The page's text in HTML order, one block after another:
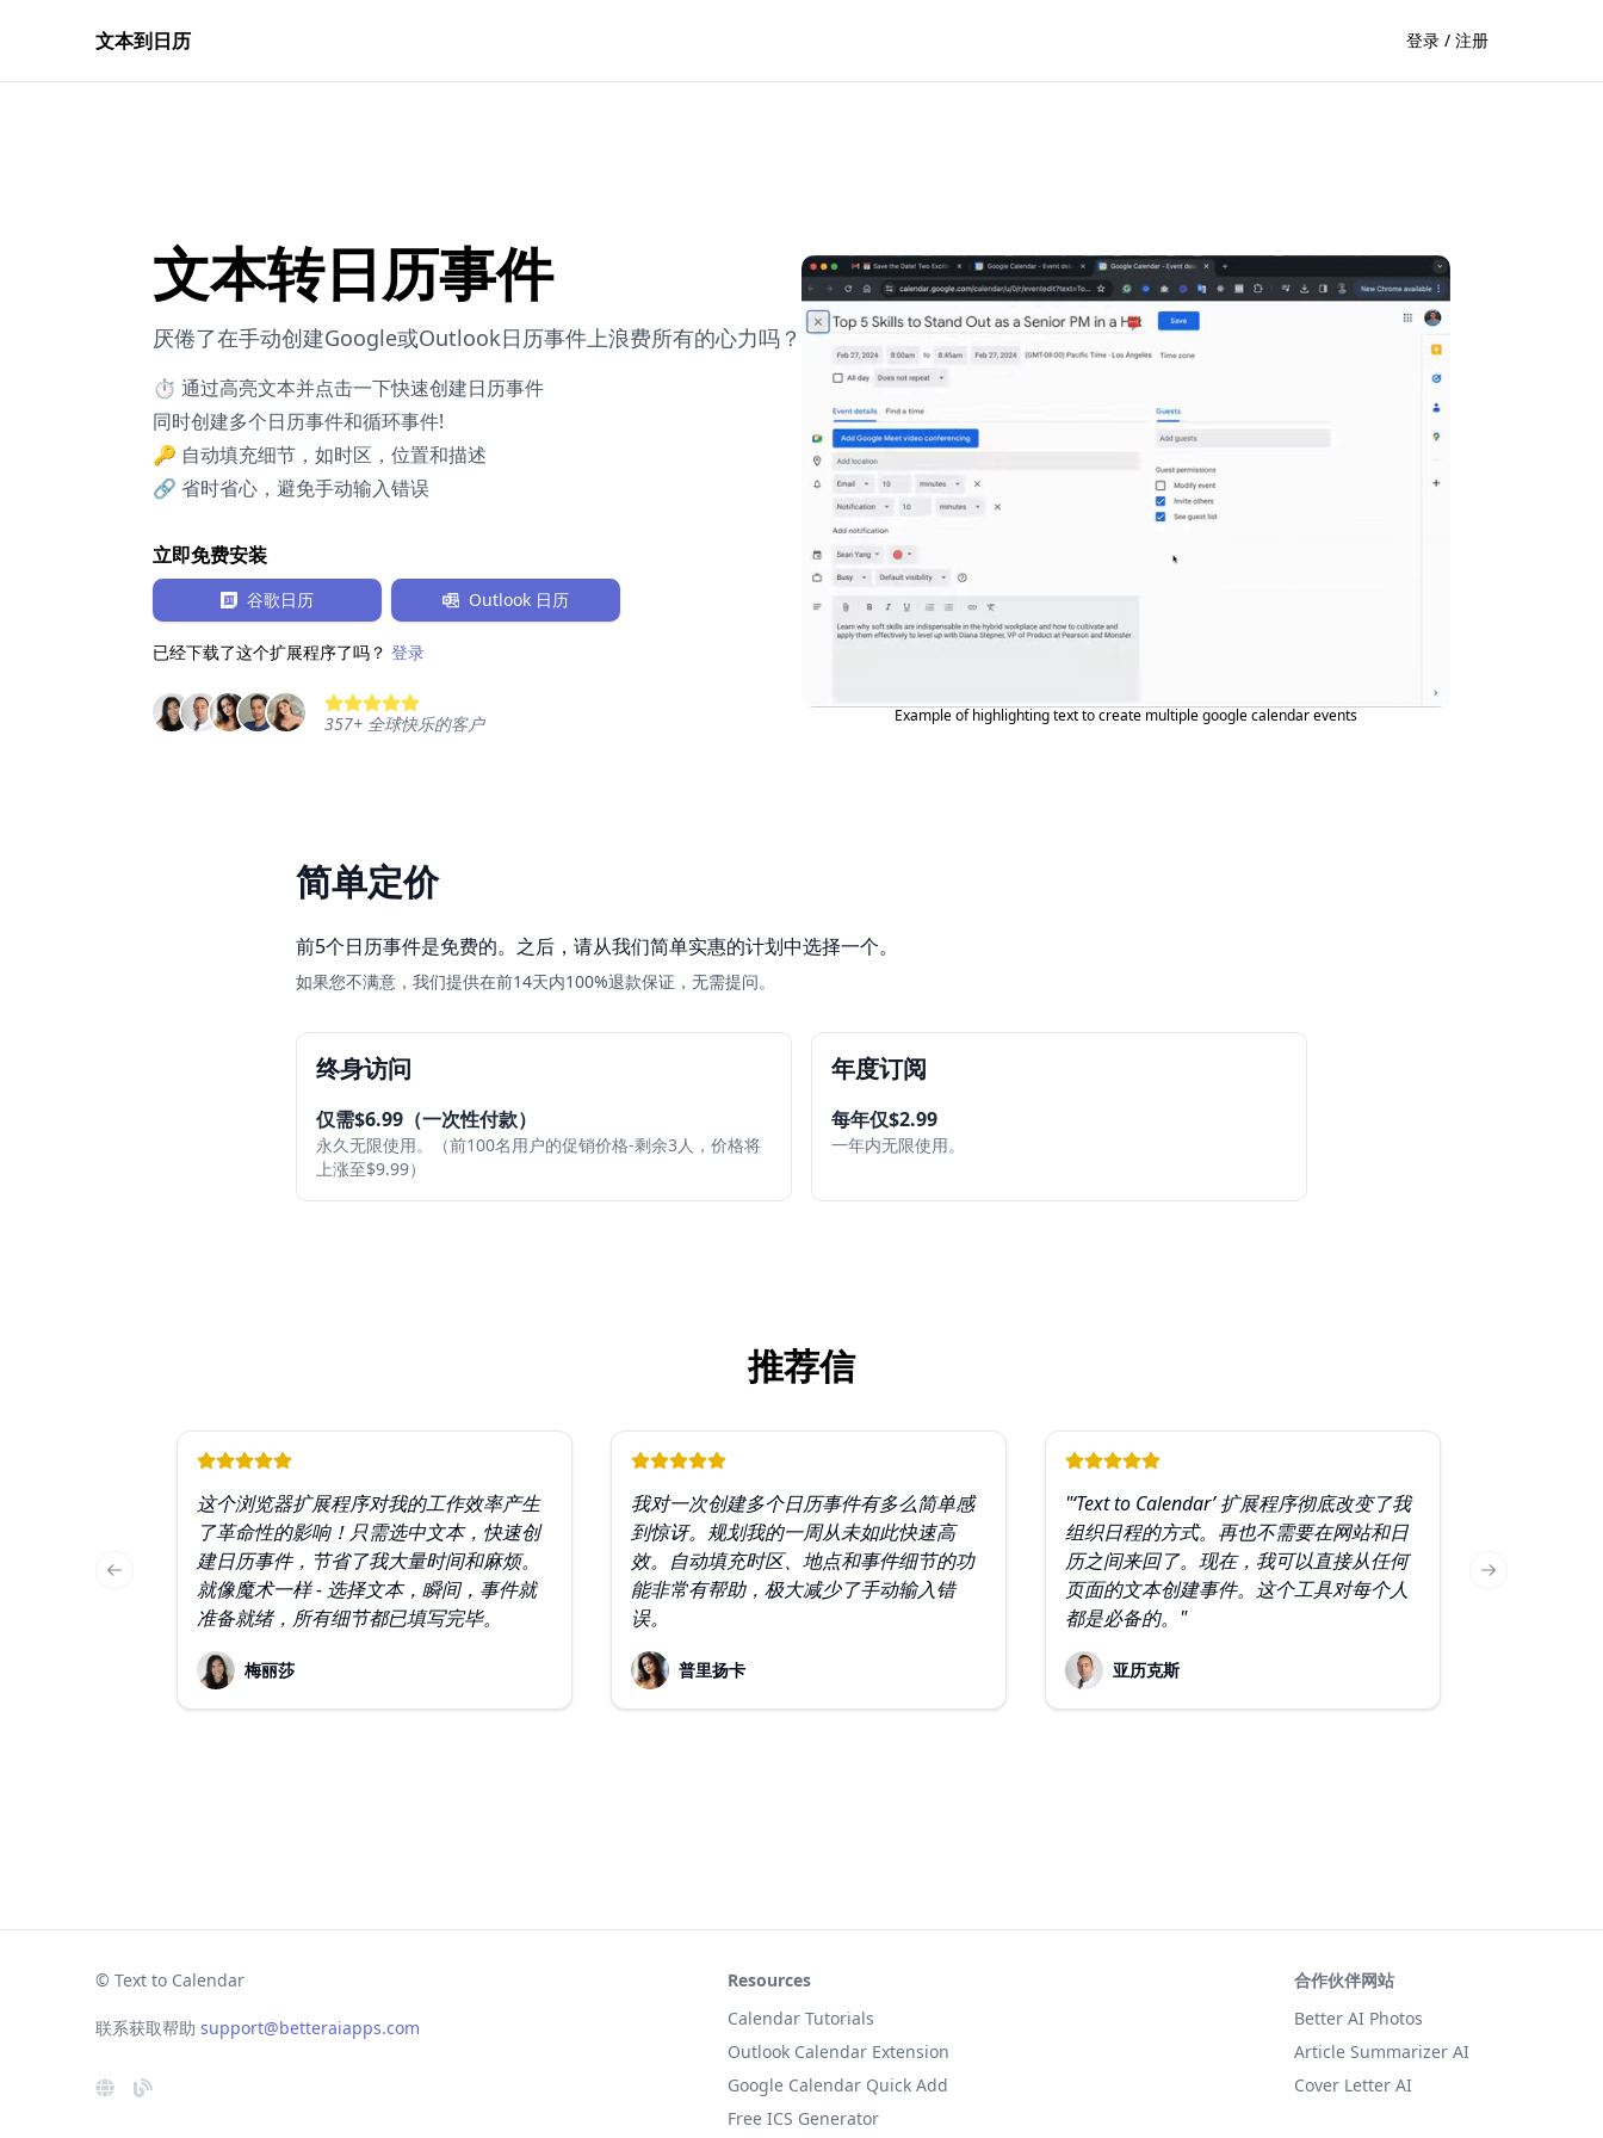
文本到日历 登录 / 注册
文本转日历事件
厌倦了在手动创建Google或Outlook日历事件上浪费所有的心力吗？
⏱️ 通过高亮文本并点击一下快速创建日历事件
同时创建多个日历事件和循环事件!
🔑 自动填充细节，如时区，位置和描述
🔗 省时省心，避免手动输入错误
立即免费安装
谷歌日历 Outlook 日历
已经下载了这个扩展程序了吗？ 登录
357+ 全球快乐的客户 Example of highlighting text to create multiple google calendar events
简单定价
前5个日历事件是免费的。之后，请从我们简单实惠的计划中选择一个。
如果您不满意，我们提供在前14天内100%退款保证，无需提问。
终身访问
仅需$6.99（一次性付款）
永久无限使用。（前100名用户的促销价格-剩余3人，价格将
上涨至$9.99）
年度订阅
每年仅$2.99
一年内无限使用。
推荐信
这个浏览器扩展程序对我的工作效率产生
了革命性的影响！只需选中文本，快速创
建日历事件，节省了我大量时间和麻烦。
就像魔术一样 - 选择文本，瞬间，事件就
准备就绪，所有细节都已填写完毕。
梅丽莎
我对一次创建多个日历事件有多么简单感
到惊讶。规划我的一周从未如此快速高
效。自动填充时区、地点和事件细节的功
能非常有帮助，极大减少了手动输入错
误。
普里扬卡
"‘Text to Calendar’ 扩展程序彻底改变了我
组织日程的方式。再也不需要在网站和日
历之间来回了。现在，我可以直接从任何
页面的文本创建事件。这个工具对每个人
都是必备的。"
亚历克斯
Previous slide Next slide
© Text to Calendar
联系获取帮助 support@betteraiapps.com
Resources
Calendar Tutorials
Outlook Calendar Extension
Google Calendar Quick Add
Free ICS Generator
合作伙伴网站
Better AI Photos
Article Summarizer AI
Cover Letter AI